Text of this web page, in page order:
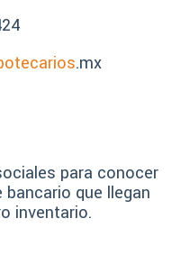
.mx
para conocer
que llegan
inventario.